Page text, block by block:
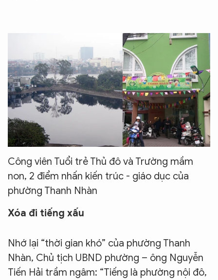
Công viên Tuổi trẻ Thủ đô và Trường mầm
non, 2 điểm nhấn kiến trúc - giáo dục của
phường Thanh Nhàn
Xóa đi tiếng xấu
Nhớ lại “thời gian khó” của phường Thanh
Nhàn, Chủ tịch UBND phường – ông Nguyễn
Tiến Hải trầm ngâm: “Tiếng là phường nội đô,